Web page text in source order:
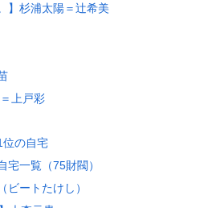
】杉浦太陽＝辻希美
上戸彩
位の自宅
宅一覧（75財閥）
ビートたけし）